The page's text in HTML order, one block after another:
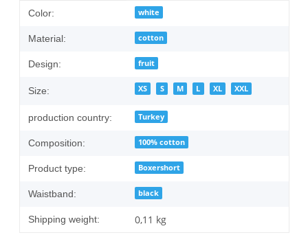
Item information
Value
Color: white
Material: cotton
Design: fruit
Size: XS S M L XL XXL
production country: Turkey
Composition: 100% cotton
Product type: Boxershort
Waistband: black
Shipping weight: 0,11 kg